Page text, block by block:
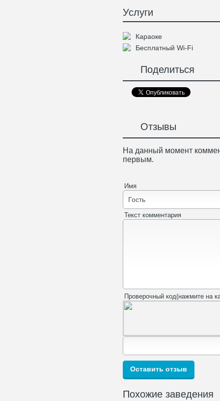
Услуги
Караоке
Бесплатный Wi-Fi
Поделиться
Отзывы
На данный момент
первым.
Имя
Текст комментария
Проверочный код(нажмите на
Похожие заведения